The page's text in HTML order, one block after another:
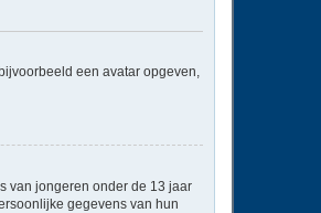
een avatar opgeven,
van jongeren onder de 13 jaar
gegevens van hun